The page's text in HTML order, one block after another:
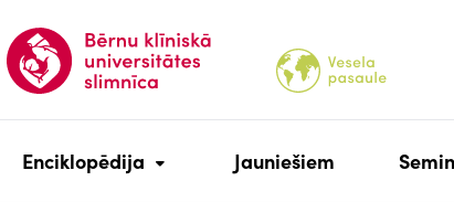
Enciklopēdija Jauniešiem